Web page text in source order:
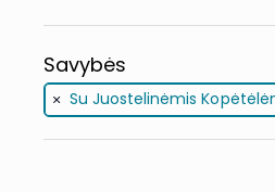
Savybės
Su Juostelinėmis